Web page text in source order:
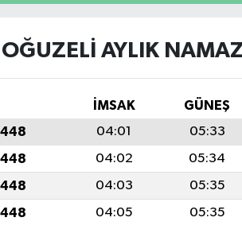
OĞUZELI AYLIK
İMSAK GÜNEŞ
04:01 05:33
04:02 05:34
04:03 05:35
04:05 05:35